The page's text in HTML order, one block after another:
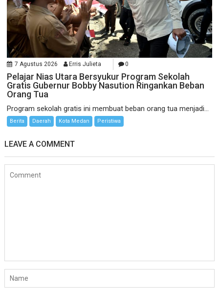
7 Agustus 2026 Erris Julieta 0
Pelajar Nias Utara Bersyukur Program Sekolah
Gratis Gubernur Bobby Nasution Ringankan Beban
Orang Tua
Program sekolah gratis ini membuat beban orang tua menjadi...
Berita Daerah Kota Medan Peristiwa
LEAVE A COMMENT